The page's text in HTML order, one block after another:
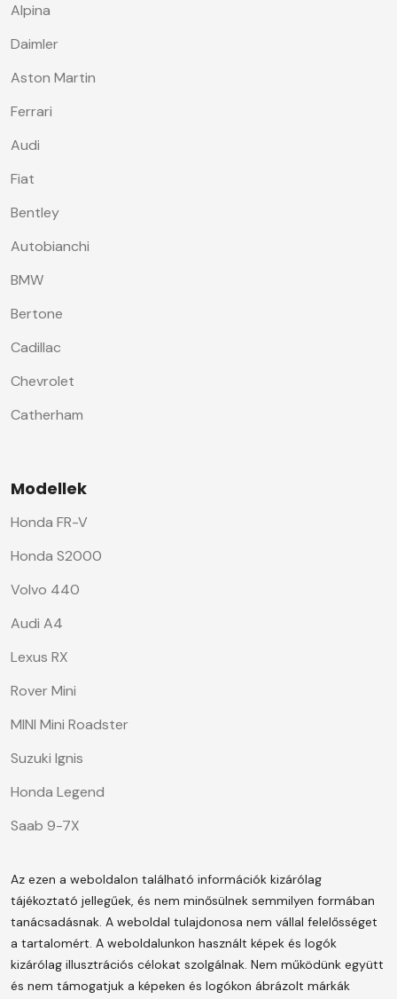
Alpina
Daimler
Aston Martin
Ferrari
Audi
Fiat
Bentley
Autobianchi
BMW
Bertone
Cadillac
Chevrolet
Catherham
Modellek
Honda FR-V
Honda S2000
Volvo 440
Audi A4
Lexus RX
Rover Mini
MINI Mini Roadster
Suzuki Ignis
Honda Legend
Saab 9-7X
Az ezen a weboldalon található információk kizárólag
tájékoztató jellegűek, és nem minősülnek semmilyen formában
tanácsadásnak. A weboldal tulajdonosa nem vállal felelősséget
a tartalomért. A weboldalunkon használt képek és logók
kizárólag illusztrációs célokat szolgálnak. Nem működünk együtt
és nem támogatjuk a képeken és logókon ábrázolt márkák